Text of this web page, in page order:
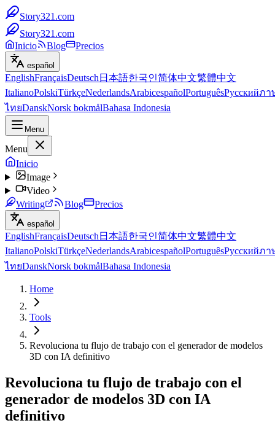
Story321.com
Story321.com
Inicio
Blog Precios
español
EnglishFrançaisDeutsch 日本語한국인简体中文繁體中文
ItalianoPolskiTürkçeNederlandsArabicespañolPortuguêsРусскийภา
ไทยDanskNorsk bokmålBahasa Indonesia
Menu
Menu
Inicio
Image
Video
Writing
Blog Precios
español
EnglishFrançaisDeutsch 日本語한국인简体中文繁體中文
ItalianoPolskiTürkçeNederlandsArabicespañolPortuguêsРусскийภา
ไทยDanskNorsk bokmålBahasa Indonesia
Home
Tools
Revoluciona tu flujo de trabajo con el generador de modelos
3D con IA definitivo
Revoluciona tu flujo de trabajo con el
generador de modelos 3D con IA
definitivo